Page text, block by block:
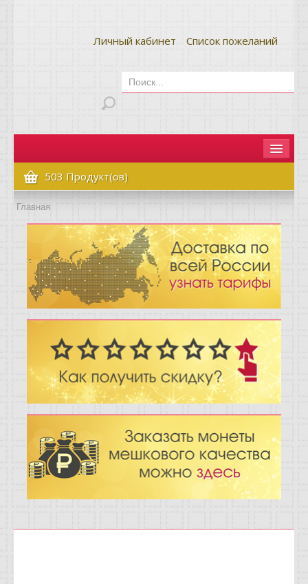
Личный кабинет Список пожеланий
Главная
Как сделать заказ
Оплата и доставка
Контакты
Вопрос-ответ
Отзывы
Новости
Статьи
503 Продукт(ов)
Главная